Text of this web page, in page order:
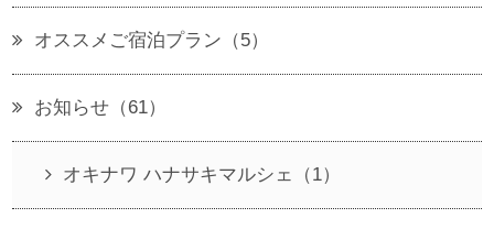
オススメご宿泊プラン（5）
お知らせ（61）
オキナワ ハナサキマルシェ（1）